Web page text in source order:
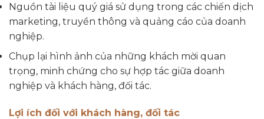
Nguồn tài liệu quý giá sử dụng trong các chiến dịch
marketing, truyền thông và quảng cáo của doanh
nghiệp.
Chụp lại hình ảnh của những khách mời quan
trọng, minh chứng cho sự hợp tác giữa doanh
nghiệp và khách hàng, đối tác.
Lợi ích đối với khách hàng, đối tác